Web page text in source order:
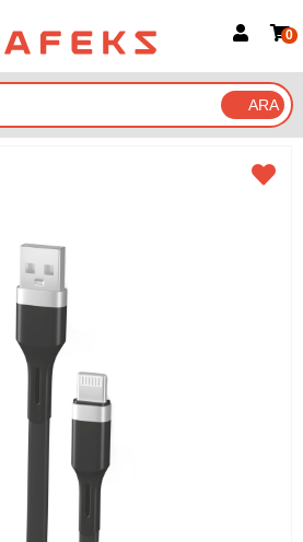
Google İle Bağlan
0